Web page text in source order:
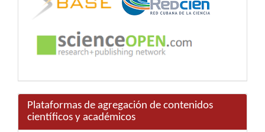
Plataformas de agregación de contenidos
científicos y académicos